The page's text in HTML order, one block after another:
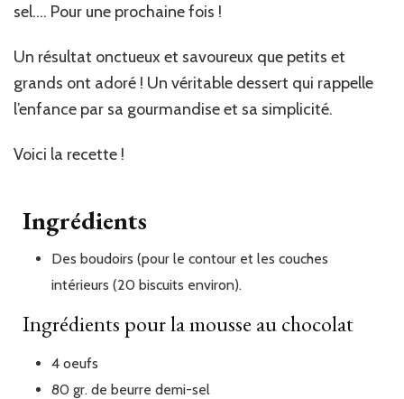
sel…. Pour une prochaine fois !
Un résultat onctueux et savoureux que petits et
grands ont adoré ! Un véritable dessert qui rappelle
l’enfance par sa gourmandise et sa simplicité.
Voici la recette !
Ingrédients
Des boudoirs (pour le contour et les couches
intérieurs (20 biscuits environ).
Ingrédients pour la mousse au chocolat
4 oeufs
80 gr. de beurre demi-sel